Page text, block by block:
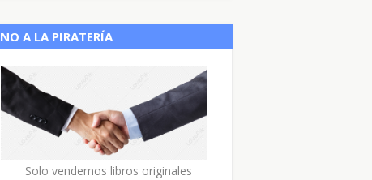
NO A LA PIRATERÍA
Solo vendemos libros originales